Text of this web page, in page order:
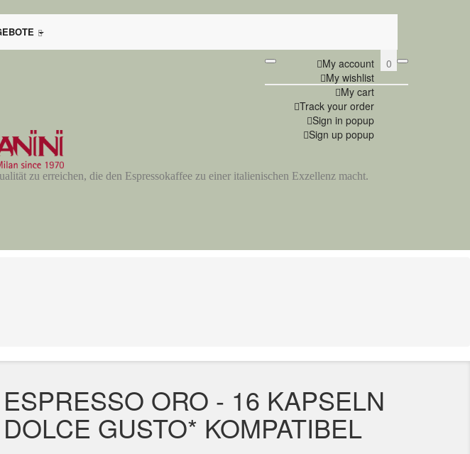
My account
My wishlist
My cart
Track your order
Sign in popup
Sign up popup
0
zu erreichen, die den Espressokaffee zu einer italienischen Exzellenz macht.
ESPRESSO ORO - 16 KAPSELN
DOLCE GUSTO* KOMPATIBEL